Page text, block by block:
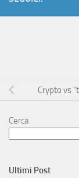
Crypto vs
Cerca
Ultimi Post